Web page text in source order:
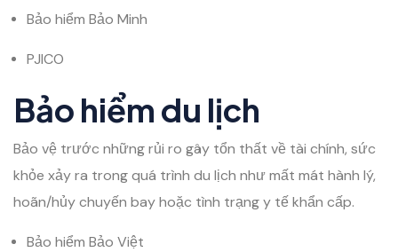
Bảo hiểm Bảo Minh
PJICO
Bảo hiểm du lịch
Bảo vệ trước những rủi ro gây tổn thất về tài chính, sức
khỏe xảy ra trong quá trình du lịch như mất mát hành lý,
hoãn/hủy chuyến bay hoặc tình trạng y tế khẩn cấp.
Bảo hiểm Bảo Việt